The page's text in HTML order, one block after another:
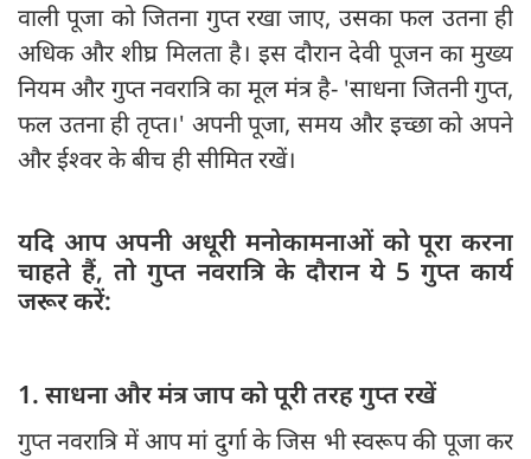
वाली पूजा को जितना गुप्त रखा जाए, उसका फल उतना ही
अधिक और शीघ्र मिलता है। इस दौरान देवी पूजन का मुख्य
नियम और गुप्त नवरात्रि का मूल मंत्र है- 'साधना जितनी गुप्त,
फल उतना ही तृप्त।' अपनी पूजा, समय और इच्छा को अपने
और ईश्वर के बीच ही सीमित रखें।
यदि आप अपनी अधूरी मनोकामनाओं को पूरा करना
चाहते हैं, तो गुप्त नवरात्रि के दौरान ये 5 गुप्त कार्य
जरूर करें:
1. साधना और मंत्र जाप को पूरी तरह गुप्त रखें
गुप्त नवरात्रि में आप मां दुर्गा के जिस भी स्वरूप की पूजा कर